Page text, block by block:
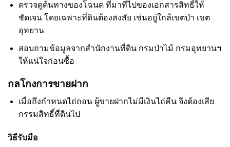
ตรวจดูต้นทางของโฉนด ที่มาที่ไปของเอกสารสิทธิ์ให้
ชัดเจน โดยเฉพาะที่ดินต้องสงสัย เช่นอยู่ใกล้เขตป่า เขต
อุทยาน
สอบถามข้อมูลจากสำนักงานที่ดิน กรมป่าไม้ กรมอุทยานฯ
ให้แน่ใจก่อนซื้อ
กลโกงการขายฝาก
เมื่อถึงกำหนดไถ่ถอน ผู้ขายฝากไม่มีเงินไถ่คืน จึงต้องเสีย
กรรมสิทธิ์ที่ดินไป
วิธีรับมือ